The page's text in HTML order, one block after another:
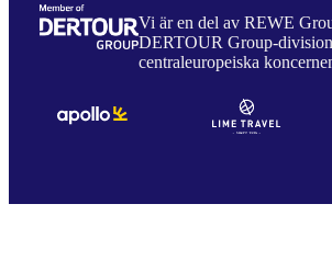
Vi är en del av REWE
DERTOUR Group-
centraleuropeiska